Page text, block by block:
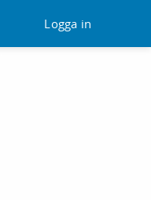
Logga in